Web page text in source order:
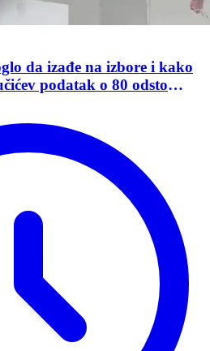
da izađe na izbore i kako
podatak o 80 odsto